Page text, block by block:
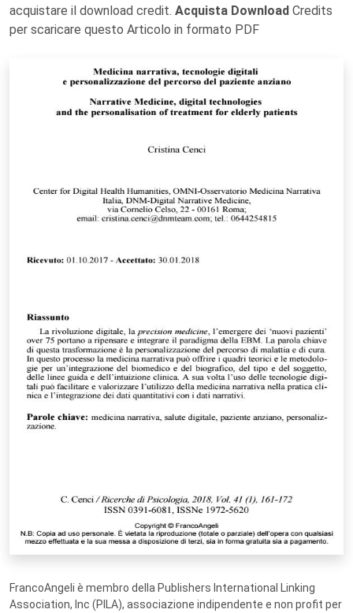
acquistare il download credit. Acquista Download Credits
per scaricare questo Articolo in formato PDF
FrancoAngeli è membro della Publishers International Linking
Association, Inc (PILA), associazione indipendente e non profit per